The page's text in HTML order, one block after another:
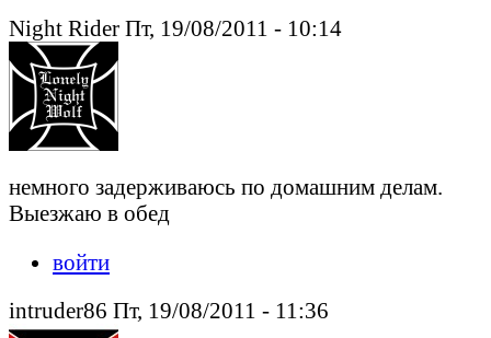
Night Rider Пт, 19/08/2011 - 10:14
немного задерживаюсь по домашним делам.
Выезжаю в обед
войти
intruder86 Пт, 19/08/2011 - 11:36